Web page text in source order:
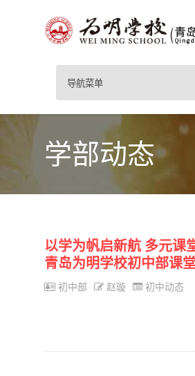
导航菜单
学部动态
以学为帆启新航 多元课
青岛为明学校初中部课
初中部 赵璇 初中动态